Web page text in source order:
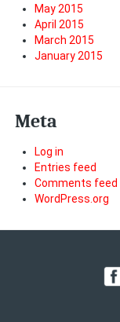
May 2015
April 2015
March 2015
January 2015
Meta
Log in
Entries feed
Comments feed
WordPress.org